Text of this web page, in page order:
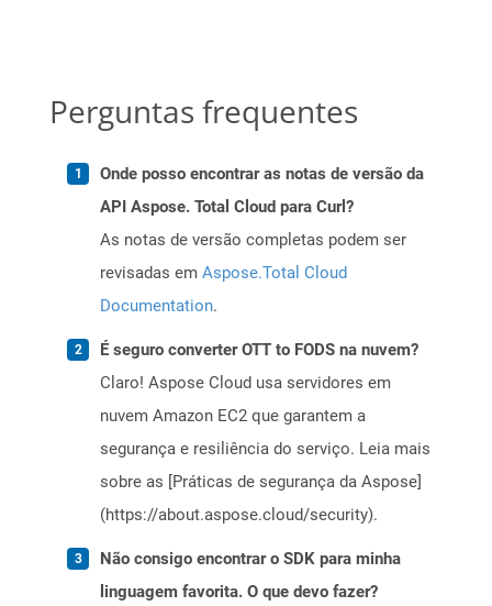
Perguntas frequentes
Onde posso encontrar as notas de versão da
API Aspose. Total Cloud para Curl?
As notas de versão completas podem ser
revisadas em Aspose.Total Cloud
Documentation.
É seguro converter OTT to FODS na nuvem?
Claro! Aspose Cloud usa servidores em
nuvem Amazon EC2 que garantem a
segurança e resiliência do serviço. Leia mais
sobre as [Práticas de segurança da Aspose]
(https://about.aspose.cloud/security).
Não consigo encontrar o SDK para minha
linguagem favorita. O que devo fazer?